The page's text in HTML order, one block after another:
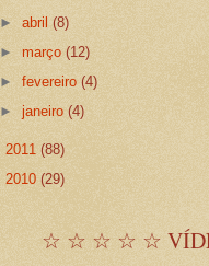
►abril(8)
►março(12)
►fevereiro(4)
►janeiro(4)
2011 (88)
2010 (29)
☆ ☆ ☆ ☆ ☆